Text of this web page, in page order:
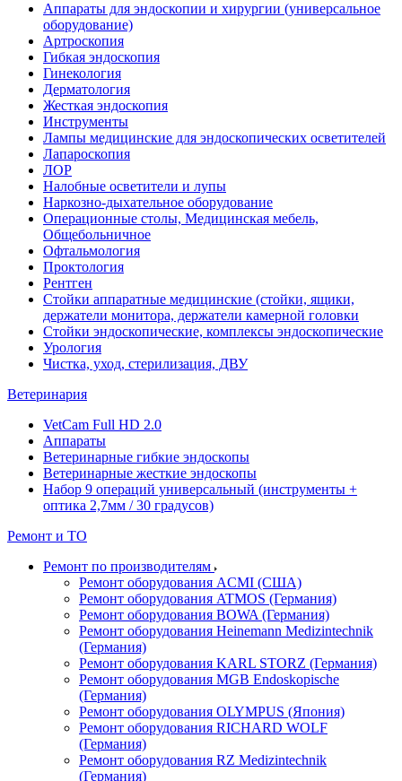
Аппараты для эндоскопии и хирургии (универсальное
оборудование)
Артроскопия
Гибкая эндоскопия
Гинекология
Дерматология
Жесткая эндоскопия
Инструменты
Лампы медицинские для эндоскопических осветителей
Лапароскопия
ЛОР
Налобные осветители и лупы
Наркозно-дыхательное оборудование
Операционные столы, Медицинская мебель,
Общебольничное
Офтальмология
Проктология
Рентген
Стойки аппаратные медицинские (стойки, ящики,
держатели монитора, держатели камерной головки
Стойки эндоскопические, комплексы эндоскопические
Урология
Чистка, уход, стерилизация, ДВУ
Ветеринария
VetCam Full HD 2.0
Аппараты
Ветеринарные гибкие эндоскопы
Ветеринарные жесткие эндоскопы
Набор 9 операций универсальный (инструменты +
оптика 2,7мм / 30 градусов)
Ремонт и ТО
Ремонт по производителям
Ремонт оборудования ACMI (США)
Ремонт оборудования ATMOS (Германия)
Ремонт оборудования BOWA (Германия)
Ремонт оборудования Heinemann Medizintechnik
(Германия)
Ремонт оборудования KARL STORZ (Германия)
Ремонт оборудования MGB Endoskopische
(Германия)
Ремонт оборудования OLYMPUS (Япония)
Ремонт оборудования RICHARD WOLF
(Германия)
Ремонт оборудования RZ Medizintechnik
(Германия)